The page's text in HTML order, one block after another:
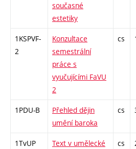
současné
estetiky
1KSPVF-
2
Konzultace
semestrální
práce s
vyučujícími FaVU
2
cs
1PDU-B
Přehled dějin
umění baroka
cs
1TvUP
Text v umělecké
cs